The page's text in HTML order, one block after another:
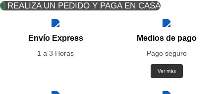
REALIZA UN PEDIDO Y PAGA EN CASA
Envío Express
1 a 3 Horas
Medios de pago
Pago seguro
Ver más